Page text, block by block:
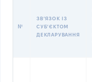
№
ЗВʼЯЗОК ІЗ
СУБʼЄКТОМ
ДЕКЛАРУВАННЯ